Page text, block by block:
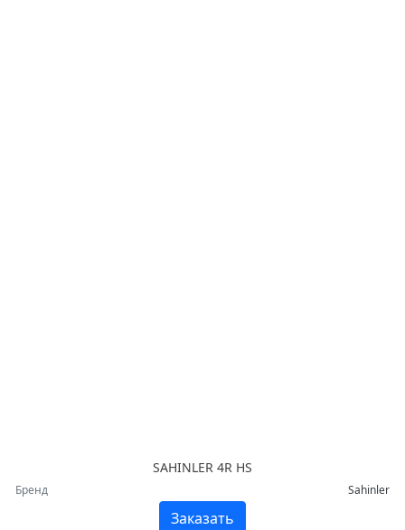
SAHINLER 4R HS
Бренд Sahinler
Заказать